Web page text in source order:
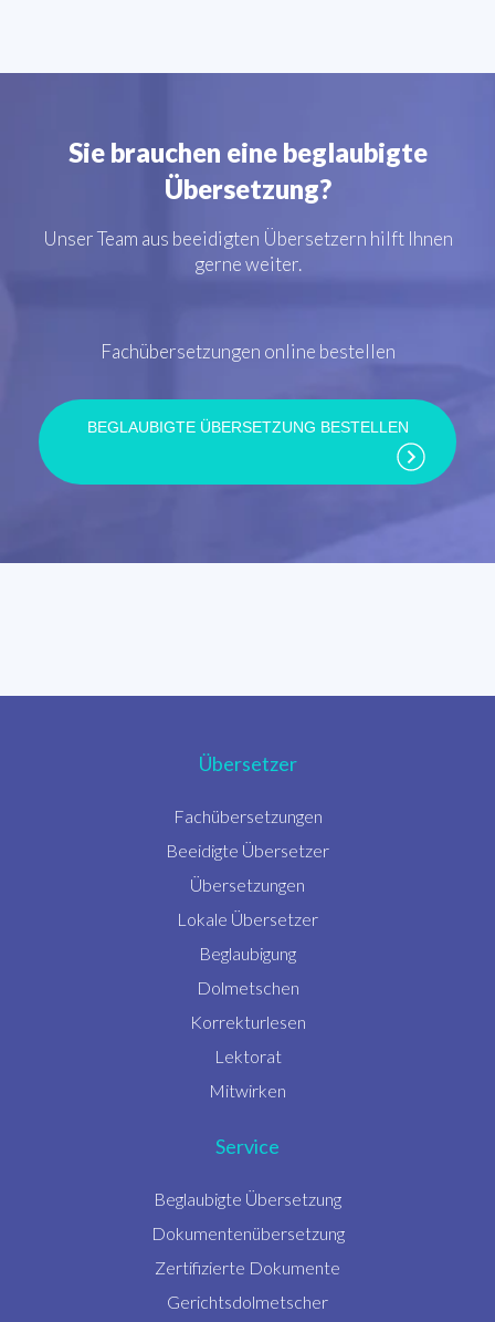
Sie brauchen eine beglaubigte
Übersetzung?
Unser Team aus beeidigten Übersetzern hilft Ihnen
gerne weiter.
Fachübersetzungen online bestellen
BEGLAUBIGTE ÜBERSETZUNG BESTELLEN
Übersetzer
Fachübersetzungen
Beeidigte Übersetzer
Übersetzungen
Lokale Übersetzer
Beglaubigung
Dolmetschen
Korrekturlesen
Lektorat
Mitwirken
Service
Beglaubigte Übersetzung
Dokumentenübersetzung
Zertifizierte Dokumente
Gerichtsdolmetscher